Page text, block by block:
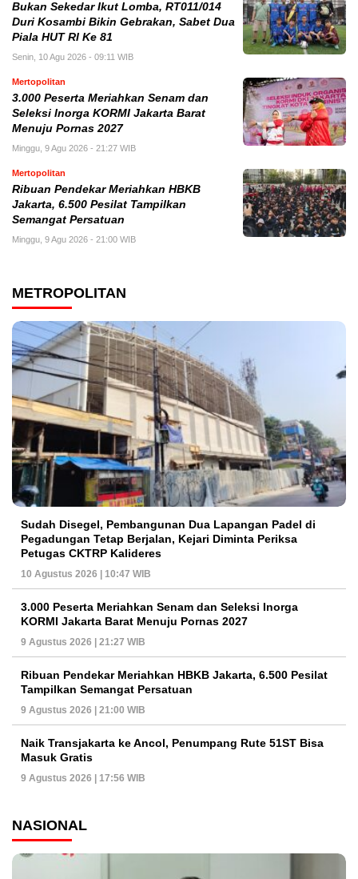
Bukan Sekedar Ikut Lomba, RT011/014
Duri Kosambi Bikin Gebrakan, Sabet Dua
Piala HUT RI Ke 81
Senin, 10 Agu 2026 - 09:11 WIB
Mertopolitan
3.000 Peserta Meriahkan Senam dan
Seleksi Inorga KORMI Jakarta Barat
Menuju Pornas 2027
Minggu, 9 Agu 2026 - 21:27 WIB
Mertopolitan
Ribuan Pendekar Meriahkan HBKB
Jakarta, 6.500 Pesilat Tampilkan
Semangat Persatuan
Minggu, 9 Agu 2026 - 21:00 WIB
METROPOLITAN
Sudah Disegel, Pembangunan Dua Lapangan Padel di
Pegadungan Tetap Berjalan, Kejari Diminta Periksa
Petugas CKTRP Kalideres
10 Agustus 2026 | 10:47 WIB
3.000 Peserta Meriahkan Senam dan Seleksi Inorga
KORMI Jakarta Barat Menuju Pornas 2027
9 Agustus 2026 | 21:27 WIB
Ribuan Pendekar Meriahkan HBKB Jakarta, 6.500 Pesilat
Tampilkan Semangat Persatuan
9 Agustus 2026 | 21:00 WIB
Naik Transjakarta ke Ancol, Penumpang Rute 51ST Bisa
Masuk Gratis
9 Agustus 2026 | 17:56 WIB
NASIONAL